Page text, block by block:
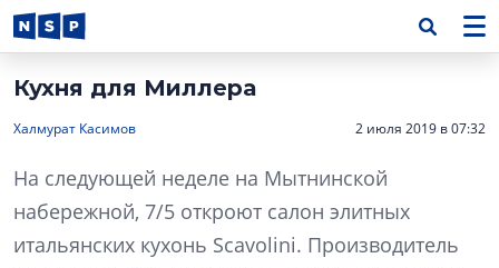
Кухня для Миллера
Халмурат Касимов 2 июля 2019 в 07:32
На следующей неделе на Мытнинской
набережной, 7/5 откроют салон элитных
итальянских кухонь Scavolini. Производитель